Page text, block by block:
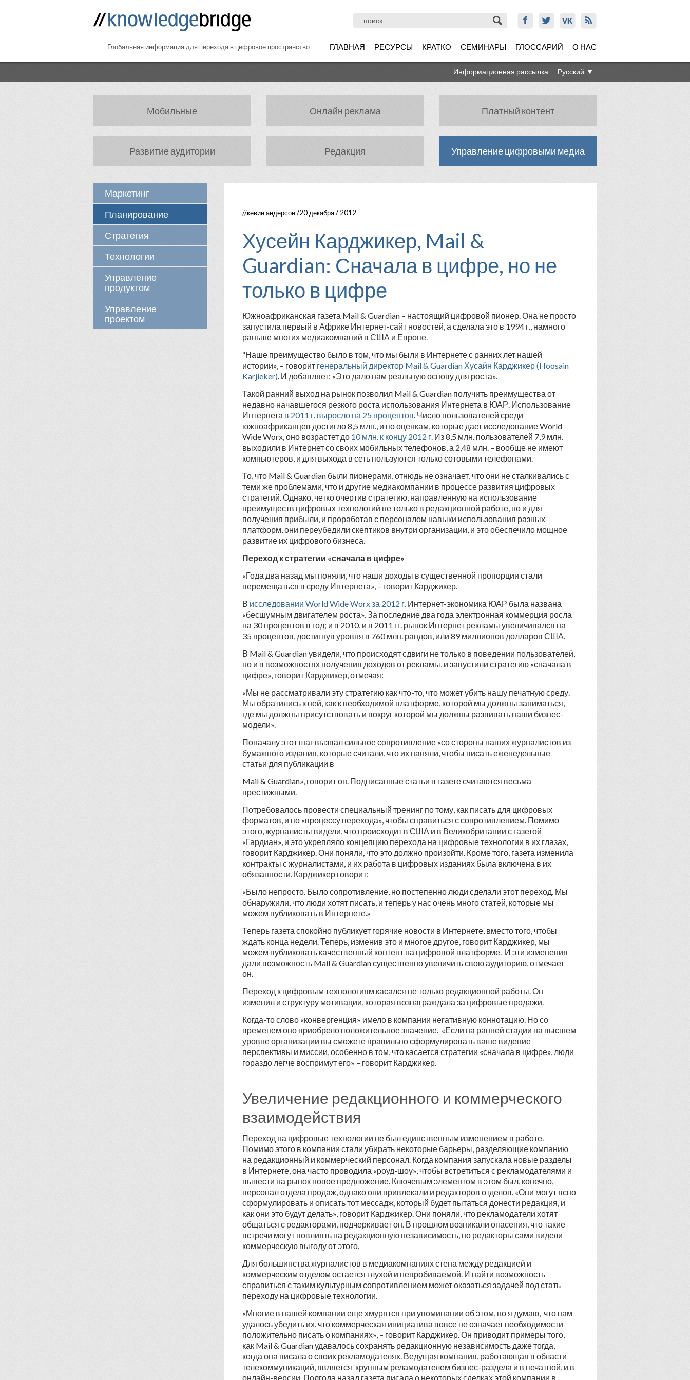
Поиск
Глобальная информация для перехода в цифровое пространство ГЛАВНАЯ РЕСУРСЫ КРАТКО СЕМИНАРЫ ГЛОССАРИЙ О НАС
Информационная рассылка Русский
Мобильные Онлайн реклама Платный контент
Развитие аудитории Редакция Управление цифровыми медиа
Маркетинг
Планирование
Стратегия
Технологии
Управление
продуктом
Управление
проектом
//кевин андерсон/20 декабря / 2012
Хусейн Карджикер, Mail &
Guardian: Сначала в цифре, но не
только в цифре
Южноафриканская газета Mail & Guardian – настоящий цифровой пионер. Она не просто
запустила первый в Африке Интернет-сайт новостей, а сделала это в 1994 г., намного
раньше многих медиакомпаний в США и Европе.
“Наше преимущество было в том, что мы были в Интернете с ранних лет нашей
истории», – говорит генеральный директор Mail & Guardian Хусайн Карджикер (Hoosain
Karjieker). И добавляет: «Это дало нам реальную основу для роста».
Такой ранний выход на рынок позволил Mail & Guardian получить преимущества от
недавно начавшегося резкого роста использования Интернета в ЮАР. Использование
Интернета в 2011 г. выросло на 25 процентов. Число пользователей среди
южноафриканцев достигло 8,5 млн., и по оценкам, которые дает исследование World
Wide Worx, оно возрастет до 10 млн. к концу 2012 г. Из 8,5 млн. пользователей 7,9 млн.
выходили в Интернет со своих мобильных телефонов, а 2,48 млн. – вообще не имеют
компьютеров, и для выхода в сеть пользуются только сотовыми телефонами.
То, что Mail & Guardian были пионерами, отнюдь не означает, что они не сталкивались с
теми же проблемами, что и другие медиакомпании в процессе развития цифровых
стратегий. Однако, четко очертив стратегию, направленную на использование
преимуществ цифровых технологий не только в редакционной работе, но и для
получения прибыли, и проработав с персоналом навыки использования разных
платформ, они переубедили скептиков внутри организации, и это обеспечило мощное
развитие их цифрового бизнеса.
Переход к стратегии «сначала в цифре»
«Года два назад мы поняли, что наши доходы в существенной пропорции стали
перемещаться в среду Интернета», – говорит Карджикер.
В исследовании World Wide Worx за 2012 г. Интернет-экономика ЮАР была названа
«бесшумным двигателем роста». За последние два года электронная коммерция росла
на 30 процентов в год; и в 2010, и в 2011 гг. рынок Интернет рекламы увеличивался на
35 процентов, достигнув уровня в 760 млн. рандов, или 89 миллионов долларов США.
В Mail & Guardian увидели, что происходят сдвиги не только в поведении пользователей,
но и в возможностях получения доходов от рекламы, и запустили стратегию «сначала в
цифре», говорит Карджикер, отмечая:
«Мы не рассматривали эту стратегию как что-то, что может убить нашу печатную среду.
Мы обратились к ней, как к необходимой платформе, которой мы должны заниматься,
где мы должны присутствовать и вокруг которой мы должны развивать наши бизнес-
модели».
Поначалу этот шаг вызвал сильное сопротивление «со стороны наших журналистов из
бумажного издания, которые считали, что их наняли, чтобы писать еженедельные
статьи для публикации в
Mail & Guardian», говорит он. Подписанные статьи в газете считаются весьма
престижными.
Потребовалось провести специальный тренинг по тому, как писать для цифровых
форматов, и по «процессу перехода», чтобы справиться с сопротивлением. Помимо
этого, журналисты видели, что происходит в США и в Великобритании с газетой
«Гардиан», и это укрепляло концепцию перехода на цифровые технологии в их глазах,
говорит Карджикер. Они поняли, что это должно произойти. Кроме того, газета изменила
контракты с журналистами, и их работа в цифровых изданиях была включена в их
обязанности. Карджикер говорит:
«Было непросто. Было сопротивление, но постепенно люди сделали этот переход. Мы
обнаружили, что люди хотят писать, и теперь у нас очень много статей, которые мы
можем публиковать в Интернете.»
Теперь газета спокойно публикует горячие новости в Интернете, вместо того, чтобы
ждать конца недели. Теперь, изменив это и многое другое, говорит Карджикер, мы
можем публиковать качественный контент на цифровой платформе. И эти изменения
дали возможность Mail & Guardian существенно увеличить свою аудиторию, отмечает
он.
Переход к цифровым технологиям касался не только редакционной работы. Он
изменил и структуру мотивации, которая вознаграждала за цифровые продажи.
Когда-то слово «конвергенция» имело в компании негативную коннотацию. Но со
временем оно приобрело положительное значение. «Если на ранней стадии на высшем
уровне организации вы сможете правильно сформулировать ваше видение
перспективы и миссии, особенно в том, что касается стратегии «сначала в цифре», люди
гораздо легче воспримут его» – говорит Карджикер.
Увеличение редакционного и коммерческого
взаимодействия
Переход на цифровые технологии не был единственным изменением в работе.
Помимо этого в компании стали убирать некоторые барьеры, разделяющие компанию
на редакционный и коммерческий персонал. Когда компания запускала новые разделы
в Интернете, она часто проводила «роуд-шоу», чтобы встретиться с рекламодателями и
вывести на рынок новое предложение. Ключевым элементом в этом был, конечно,
персонал отдела продаж, однако они привлекали и редакторов отделов. «Они могут ясно
сформулировать и описать тот мессадж, который будет пытаться донести редакция, и
как они это будут делать», говорит Карджикер. Они поняли, что рекламодатели хотят
общаться с редакторами, подчеркивает он. В прошлом возникали опасения, что такие
встречи могут повлиять на редакционную независимость, но редакторы сами видели
коммерческую выгоду от этого.
Для большинства журналистов в медиакомпаниях стена между редакцией и
коммерческим отделом остается глухой и непробиваемой. И найти возможность
справиться с таким культурным сопротивлением может оказаться задачей под стать
переходу на цифровые технологии.
«Многие в нашей компании еще хмурятся при упоминании об этом, но я думаю, что нам
удалось убедить их, что коммерческая инициатива вовсе не означает необходимости
положительно писать о компаниях», – говорит Карджикер. Он приводит примеры того,
как Mail & Guardian удавалось сохранять редакционную независимость даже тогда,
когда она писала о своих рекламодателях. Ведущая компания, работающая в области
телекоммуникаций, является крупным реламодателем бизнес-раздела и в печатной, и в
онлайн-версии. Полгода назад газета писала о некоторых сделках этой компании в